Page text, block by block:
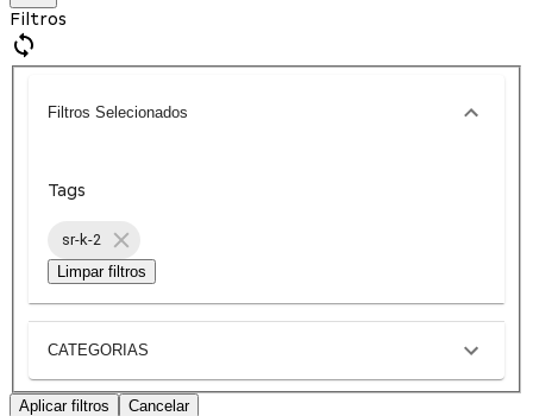
Filtros
Filtros Selecionados
Tags
sr-k-2
Limpar filtros
CATEGORIAS
Aplicar filtros Cancelar